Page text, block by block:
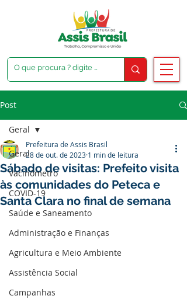
Post
Geral
Vacinômetro
COVID-19
Saúde e Saneamento
Administração e Finanças
Agricultura e Meio Ambiente
Assistência Social
Campanhas
Geral
Sábado de visitas: Prefeito visita
às comunidades do Peteca e
Santa Clara no final de semana
Prefeitura de Assis Brasil
28 de out. de 2023 1 min de leitura